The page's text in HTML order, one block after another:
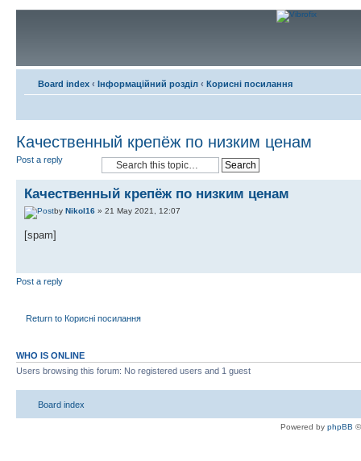
Board index ‹ Інформаційний розділ ‹ Корисні посилання
Качественный крепёж по низким ценам
Post a reply
Качественный крепёж по низким ценам
by Nikol16 » 21 May 2021, 12:07
[spam]
Post a reply
Return to Корисні посилання
WHO IS ONLINE
Users browsing this forum: No registered users and 1 guest
Board index
Powered by phpBB